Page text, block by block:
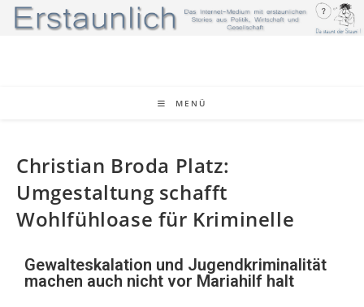
MENÜ
Christian Broda Platz:
Umgestaltung schafft
Wohlfühloase für Kriminelle
Gewalteskalation und Jugendkriminalität
machen auch nicht vor Mariahilf halt